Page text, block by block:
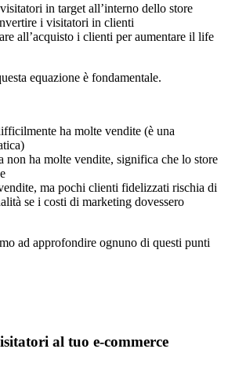
in target all’interno dello store
i visitatori in clienti
all’acquisto i clienti per aumentare il life
equazione è fondamentale.
ha molte vendite (è una
non ha molte vendite, significa che lo store
ma pochi clienti fidelizzati rischia di
se i costi di marketing dovessero
ad approfondire ognuno di questi punti
al tuo e-commerce